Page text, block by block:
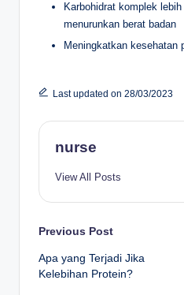
Karbohidrat komplek
menurunkan berat badan
Meningkatkan kesehatan
Last updated on 28/03/2023
nurse
View All Posts
Post
navigation
Previous Post
Apa yang Terjadi Jika
Kelebihan Protein?